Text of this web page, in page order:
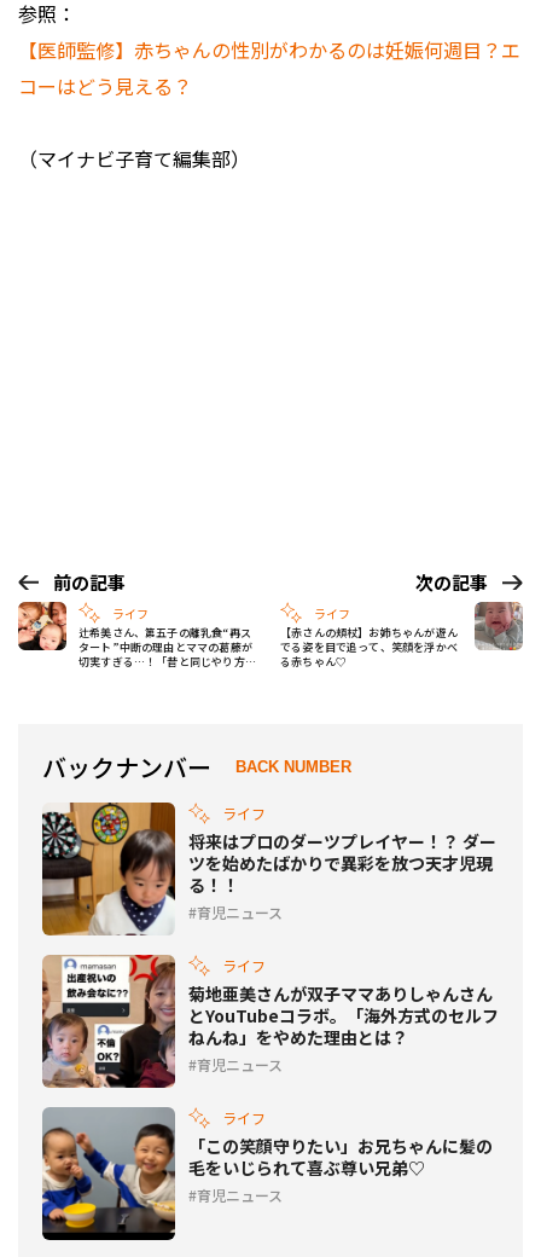
参照：
【医師監修】赤ちゃんの性別がわかるのは妊娠何週目？エ
コーはどう見える？
（マイナビ子育て編集部）
前の記事
ライフ
辻希美さん、第五子の離乳食“再ス
タート”中断の理由とママの葛藤が
切実すぎる…！「昔と同じやり方は
次の記事
ライフ
【赤さんの頬杖】お姉ちゃんが遊ん
でる姿を目で追って、笑顔を浮かべ
る赤ちゃん♡
バックナンバー BACK NUMBER
ライフ
将来はプロのダーツプレイヤー！？ ダー
ツを始めたばかりで異彩を放つ天才児現
る！！
育児ニュース
ライフ
菊地亜美さんが双子ママありしゃんさん
とYouTubeコラボ。「海外方式のセルフ
ねんね」をやめた理由とは？
育児ニュース
ライフ
「この笑顔守りたい」お兄ちゃんに髪の
毛をいじられて喜ぶ尊い兄弟♡
育児ニュース